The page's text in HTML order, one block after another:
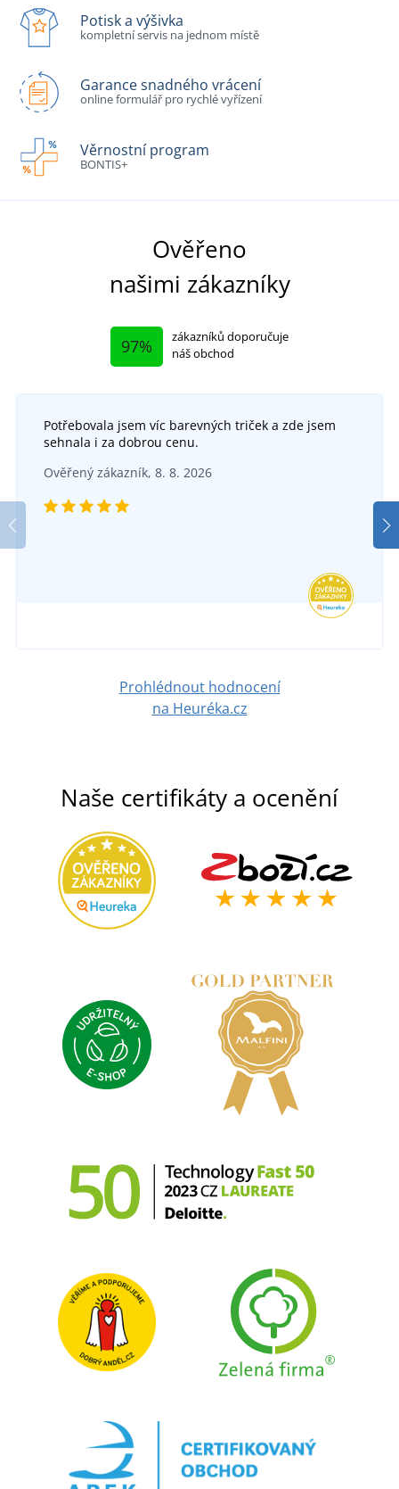
Potisk a výšivka
kompletní servis na jednom místě
Garance snadného vrácení
online formulář pro rychlé vyřízení
Věrnostní program
BONTIS+
Ověřeno
našimi zákazníky
97%
zákazníků doporučuje
náš obchod
Potřebovala jsem víc barevných triček a zde jsem
sehnala i za dobrou cenu.
Ověřený zákazník, 8. 8. 2026
Prohlédnout hodnocení
na Heuréka.cz
Naše certifikáty a ocenění